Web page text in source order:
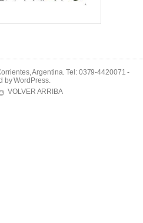
Argentina. Tel: 0379-4420071 -
byWordPress.
VOLVER ARRIBA